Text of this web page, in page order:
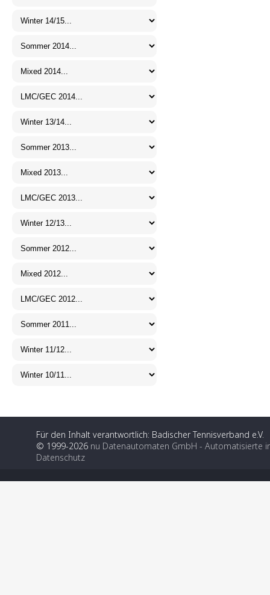
Für den Inhalt verantwortlich: Badischer Tennisverband e.V.
© 1999-2026 nu Datenautomaten GmbH - Automatisierte
Datenschutz